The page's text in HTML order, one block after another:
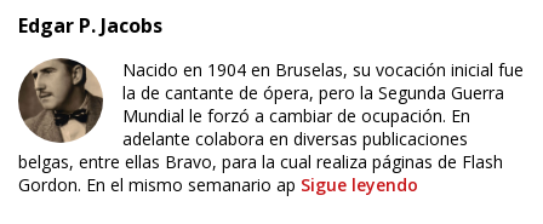
Edgar P. Jacobs
Nacido en 1904 en Bruselas, su vocación inicial fue
la de cantante de ópera, pero la Segunda Guerra
Mundial le forzó a cambiar de ocupación. En
adelante colabora en diversas publicaciones
belgas, entre ellas Bravo, para la cual realiza páginas de Flash
Gordon. En el mismo semanario ap Sigue leyendo